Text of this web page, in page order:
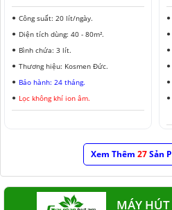
Công suất: 20 lít/ngày.
Diện tích dùng: 40 - 80m².
Bình chứa: 3 lít.
Thương hiệu: Kosmen Đức.
Bảo hành: 24 tháng.
Lọc không khí ion âm.
Xem Thêm 27Sản
MÁY